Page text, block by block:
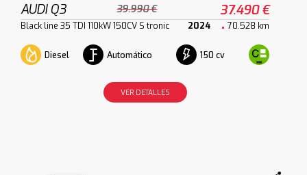
AUDI Q3 39.990 € 37.490 €
Black line 35 TDI 110kW 150CV S tronic 2024 70.528 km
Diesel Automático 150 cv
VER DETALLES